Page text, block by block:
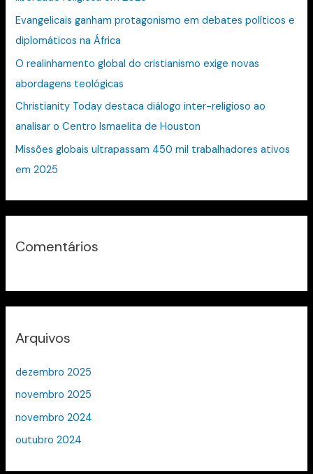
a
r
p
o
r
:
Evangelicais ganham protagonismo em debates políticos e
diplomáticos na África
O realinhamento global do cristianismo exige novas
abordagens teológicas
Christianity Today destaca diálogo inter-religioso ao
analisar o Centro Ismaelita de Houston
Missões globais ultrapassam 450 mil trabalhadores ativos
em 2025
Comentários
Arquivos
dezembro 2025
novembro 2025
novembro 2024
outubro 2024